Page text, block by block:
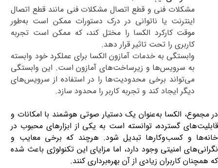
مشکلات فنی و قطع اتصال مشکلات فنی مانند قطع اتصال
اینترنت یا ناتوانی در درک دستورات ممکن است به‌طور
موقت کارکرد الکسا را مختل کند، که ممکن است تجربه
کاربری را تحت تاثیر قرار دهد.
وابستگی به خدمات آمازون الکسا برای عملکرد خود وابسته
به سرویس‌ها و زیرساخت‌های آمازون است. این وابستگی
می‌تواند برخی محدودیت‌ها را در استفاده از سرویس‌های
دیگر ایجاد کند و تجربه کاربر را محدود سازد.
در مجموع، الکسا به‌عنوان یک دستیار صوتی هوشمند با امکانات و
قابلیت‌های گسترده، توانسته است به یکی از ابزارهای محبوب در
خانه‌ها و کسب‌وکارها تبدیل شود. هرچند که برخی معایب و
نگرانی‌های امنیتی وجود دارد، اما مزایای این تکنولوژی باعث شده
که همچنان کاربران زیادی از آن بهره‌برداری کنند.